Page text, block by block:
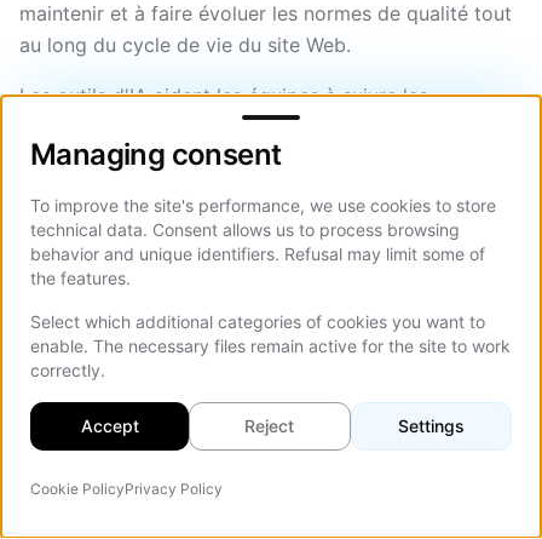
maintenir et à faire évoluer les normes de qualité tout
au long du cycle de vie du site Web.
Les outils d'IA aident les équipes à suivre les
performances, à détecter les problèmes d'utilisabilité
et à exécuter une optimisation structurée du site Web.
la priorisation des améliorations en fonction de leur
impact.
contribue en :
Prise en charge de la surveillance des
performances et de la détection des anomalies
la structure
Accélération des cycles de tests et d'itérations
Managing consent
Managing consent
To improve the site's performance, we use cookies to store
technical data. Consent allows us to process browsing
behavior and unique identifiers. Refusal may limit some of
the features.
Select which additional categories of cookies you want to
enable. The necessary files remain active for the site to work
correctly.
Accept Reject Settings
Cookie PolicyPrivacy Policy